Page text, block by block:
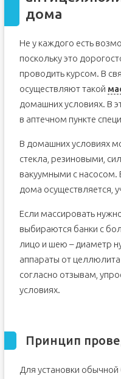
дома
Не у каждого есть
поскольку это
проводить курсом. В
осуществляют такой
домашних условиях. В
в аптечном пункте
В домашних условиях
стекла, резиновыми,
вакуумными с
дома осуществляется,
Если массировать
выбираются банки с
лицо и шею – диаметр
аппараты от
согласно отзывам,
условиях.
Принцип
Для установки обычной